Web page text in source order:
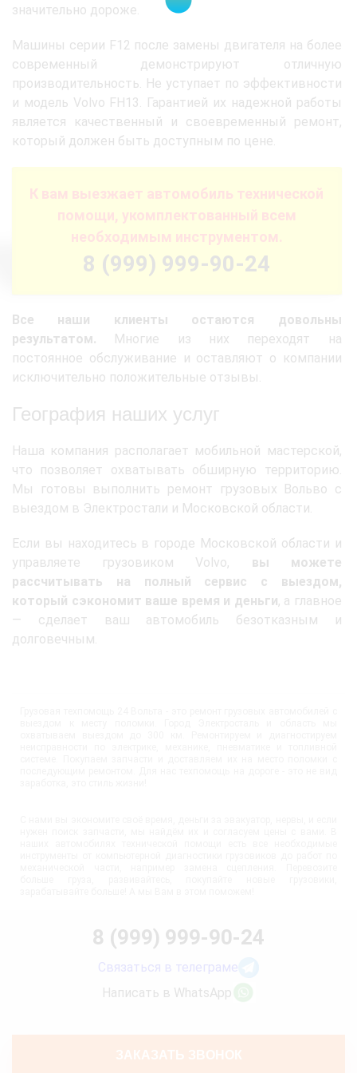
значительно дороже.
Машины серии F12 после замены двигателя на более
современный демонстрируют отличную
производительность. Не уступает по эффективности
и модель Volvo FH13. Гарантией их надежной работы
является качественный и своевременный ремонт,
который должен быть доступным по цене.
К вам выезжает автомобиль технической
помощи, укомплектованный всем
необходимым инструментом.
8 (999) 999-90-24
Все наши клиенты остаются довольны
результатом. Многие из них переходят на
постоянное обслуживание и оставляют о компании
исключительно положительные отзывы.
География наших услуг
Наша компания располагает мобильной мастерской,
что позволяет охватывать обширную территорию.
Мы готовы выполнить ремонт грузовых Вольво с
выездом в Электростали и Московской области.
Если вы находитесь в городе Московской области и
управляете грузовиком Volvo, вы можете
рассчитывать на полный сервис с выездом,
который сэкономит ваше время и деньги, а главное
— сделает ваш автомобиль безотказным и
долговечным.
8 (999) 999-90-24
Связаться в телеграме
Написать в WhatsApp
ЗАКАЗАТЬ ЗВОНОК